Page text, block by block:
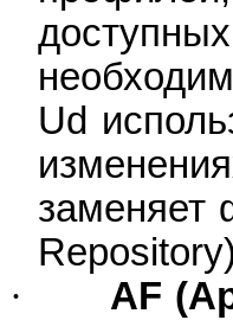
Ud
заменяет
Repository
·
AF (